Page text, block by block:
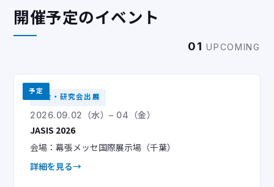
開催予定のイベント
01 UPCOMING
予定
学会・研究会出展
2026.09.02（水）– 04（金）
JASIS 2026
会場：幕張メッセ国際展示場（千葉）
詳細を見る